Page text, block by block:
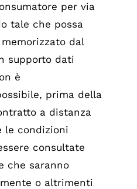
per via
tale che possa
dal
supporto dati
è
prima della
a distanza
le condizioni
consultate
che saranno
o altrimenti